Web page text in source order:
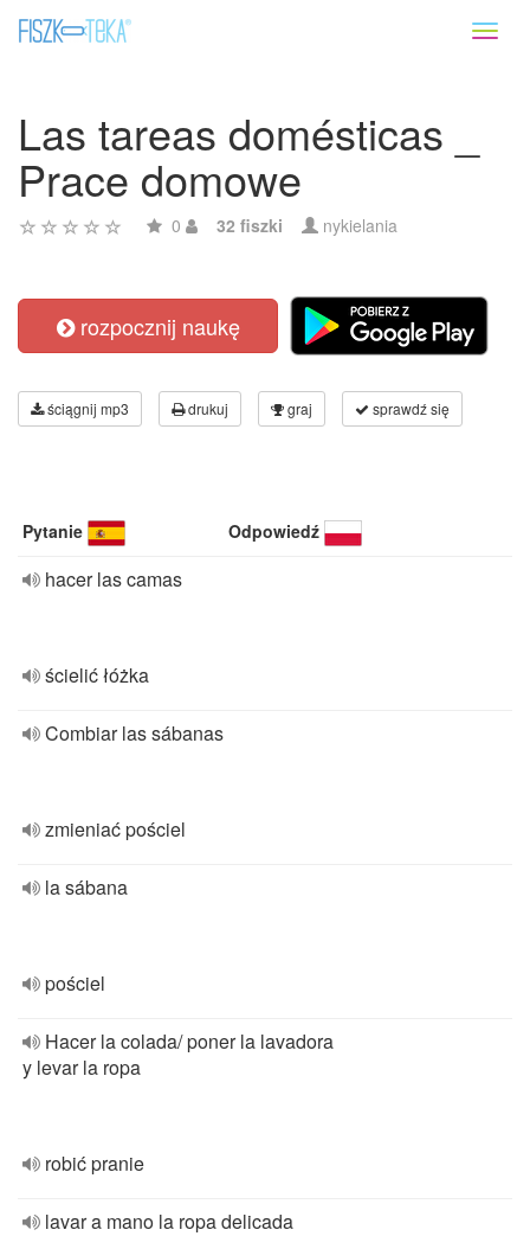
Las tareas domésticas _
Prace domowe
0 32 fiszki nykielania
rozpocznij naukę
ściągnij mp3 drukuj graj sprawdź się
Pytanie Odpowiedź
hacer las camas
ścielić łóżka
Combiar las sábanas
zmieniać pościel
la sábana
pościel
Hacer la colada/ poner la lavadora
y levar la ropa
robić pranie
lavar a mano la ropa delicada